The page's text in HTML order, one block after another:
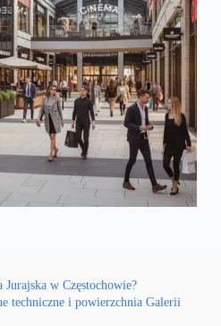
w Częstochowie?
techniczne i powierzchnia Galerii